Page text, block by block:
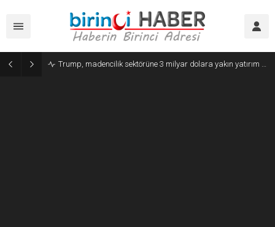
Trump, madencilik sektörüne 3 milyar dolara yakın yatırım yapacaklarını açıkladı